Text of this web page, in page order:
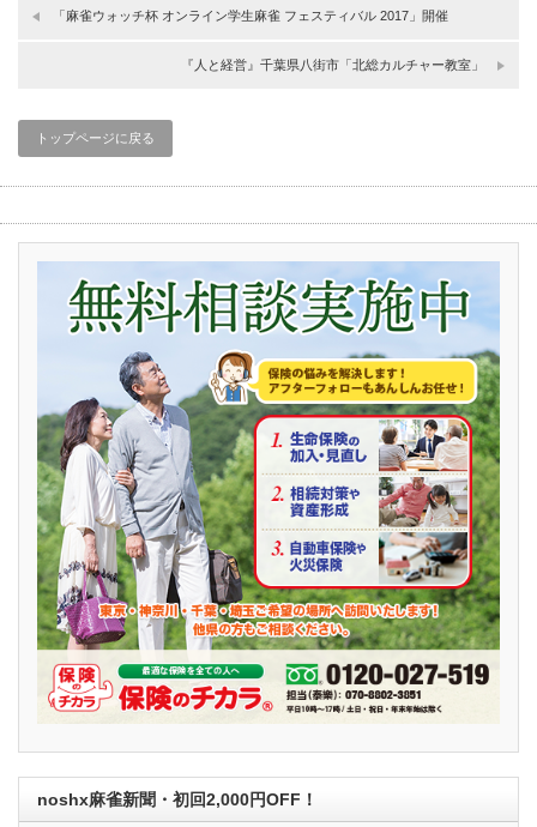
「麻雀ウォッチ杯 オンライン学生麻雀 フェスティバル 2017」開催
『人と経営』千葉県八街市「北総カルチャー教室」
トップページに戻る
noshx麻雀新聞・初回2,000円OFF！